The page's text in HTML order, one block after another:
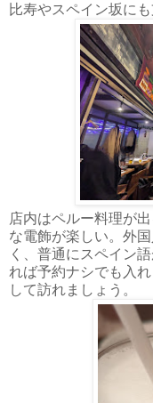
比寿やスペイン坂にも
店内はペルー料理が
な電飾が楽しい。外
く、普通にスペイン
れば予約ナシでも入
して訪れましょう。